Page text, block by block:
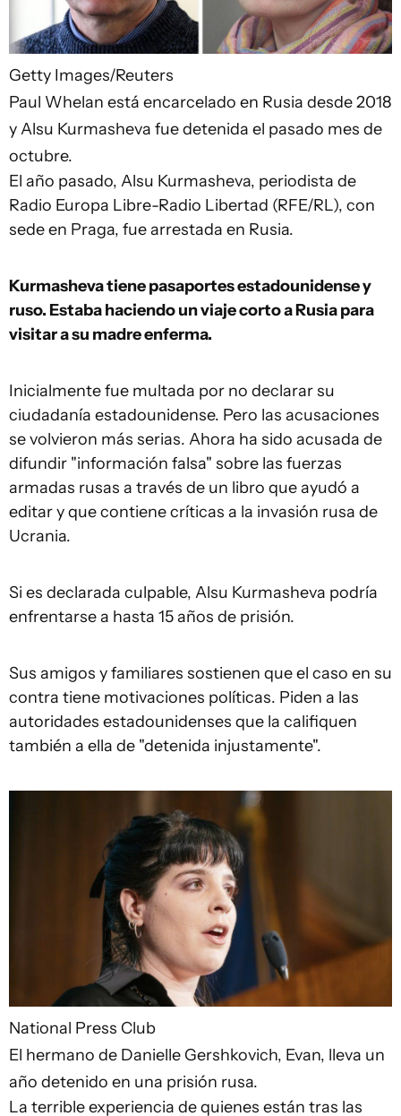
Getty Images/Reuters
Paul Whelan está encarcelado en Rusia desde 2018
y Alsu Kurmasheva fue detenida el pasado mes de
octubre.
El año pasado, Alsu Kurmasheva, periodista de
Radio Europa Libre-Radio Libertad (RFE/RL), con
sede en Praga, fue arrestada en Rusia.
Kurmasheva tiene pasaportes estadounidense y
ruso. Estaba haciendo un viaje corto a Rusia para
visitar a su madre enferma.
Inicialmente fue multada por no declarar su
ciudadanía estadounidense. Pero las acusaciones
se volvieron más serias. Ahora ha sido acusada de
difundir "información falsa" sobre las fuerzas
armadas rusas a través de un libro que ayudó a
editar y que contiene críticas a la invasión rusa de
Ucrania.
Si es declarada culpable, Alsu Kurmasheva podría
enfrentarse a hasta 15 años de prisión.
Sus amigos y familiares sostienen que el caso en su
contra tiene motivaciones políticas. Piden a las
autoridades estadounidenses que la califiquen
también a ella de "detenida injustamente".
National Press Club
El hermano de Danielle Gershkovich, Evan, lleva un
año detenido en una prisión rusa.
La terrible experiencia de quienes están tras las